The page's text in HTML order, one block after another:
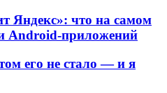
Яндекс»: что на самом
Android-приложений
его не стало — и я